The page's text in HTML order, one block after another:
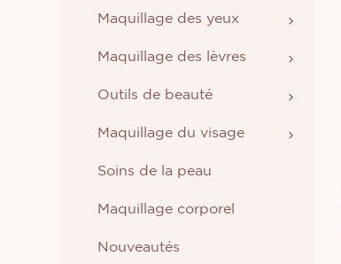
Maquillage des yeux
Maquillage des lèvres
Outils de beauté
Maquillage du visage
Soins de la peau
Maquillage corporel
Nouveautés